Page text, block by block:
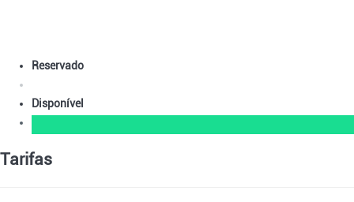
Reservado
Disponível
Tarifas